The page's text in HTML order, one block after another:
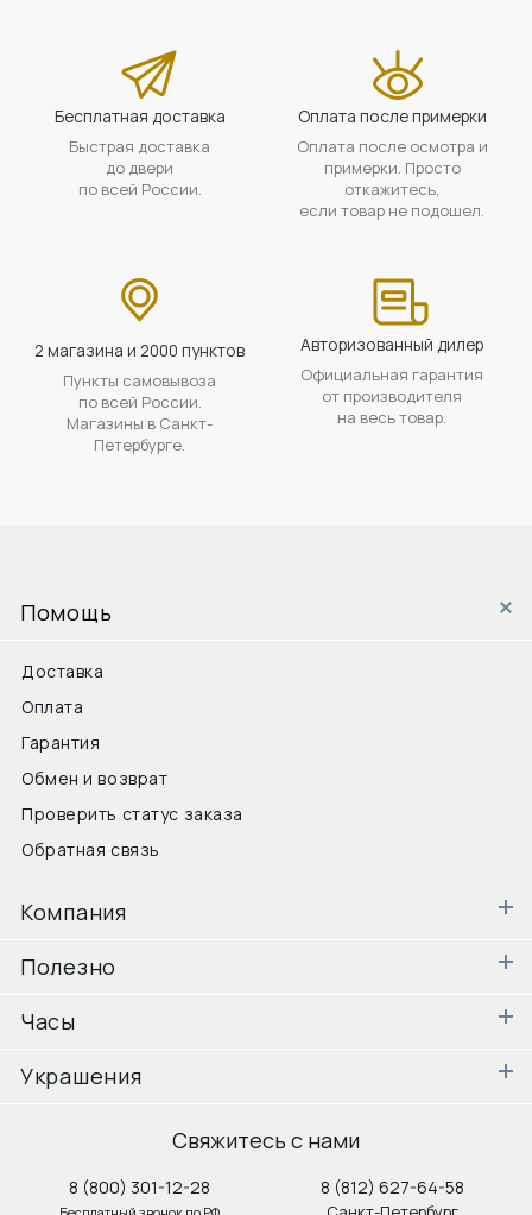
Бесплатная доставка
Быстрая доставка
до двери
по всей России.
Оплата после примерки
Оплата после осмотра и
примерки. Просто
откажитесь,
если товар не подошел.
2 магазина и 2000 пунктов
Пункты самовывоза
по всей России.
Магазины в Санкт-
Петербурге.
Авторизованный дилер
Официальная гарантия
от производителя
на весь товар.
Помощь
Доставка
Оплата
Гарантия
Обмен и возврат
Проверить статус заказа
Обратная связь
Компания
Полезно
Часы
Украшения
Свяжитесь с нами
8 (800) 301-12-28 8 (812) 627-64-58